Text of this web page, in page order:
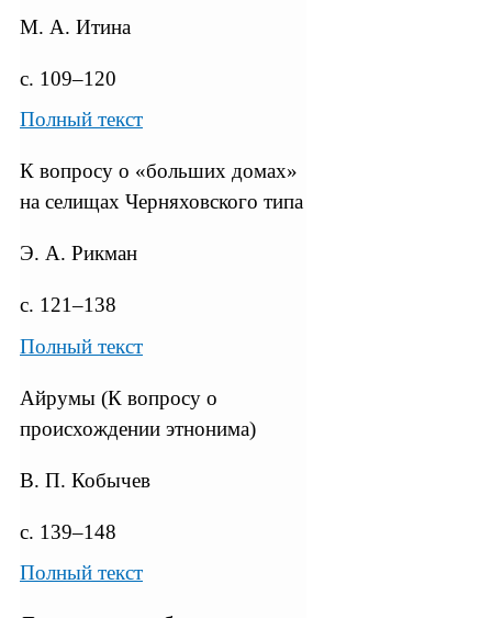
М. А. Итина
с. 109–120
Полный текст
К вопросу о «больших домах»
на селищах Черняховского типа
Э. А. Рикман
с. 121–138
Полный текст
Айрумы (К вопросу о
происхождении этнонима)
В. П. Кобычев
с. 139–148
Полный текст